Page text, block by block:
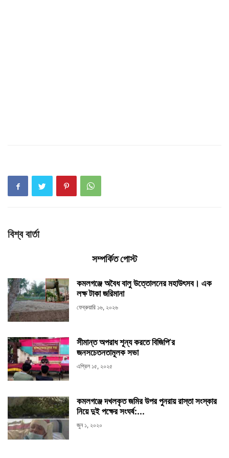
বিশ্ব বার্তা
সম্পর্কিত পোস্ট
কমলগঞ্জে অবৈধ বালু উত্তোলনের মহাউৎসব। এক
লক্ষ টাকা জরিমানা
ফেব্রুয়ারি ১৬, ২০২৬
সীমান্ত অপরাধ শূন্য করতে বিজিপি’র
জনসচেতনতামূলক সভা
এপ্রিল ১৫, ২০২৫
কমলগঞ্জে দখলকৃত জমির উপর পুনরায় রাস্তা সংস্কার
নিয়ে দুই পক্ষের সংঘর্ষ:...
জুন ১, ২০২০